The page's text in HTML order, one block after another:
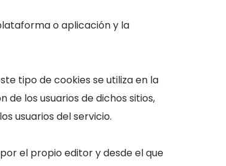
o aplicación y la
tipo de cookies se utiliza en la
los usuarios de dichos sitios,
usuarios del servicio.
el propio editor y desde el que